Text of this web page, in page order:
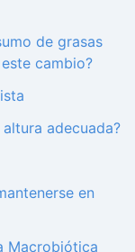
de grasas
cambio?
adecuada?
en
Macrobiótica